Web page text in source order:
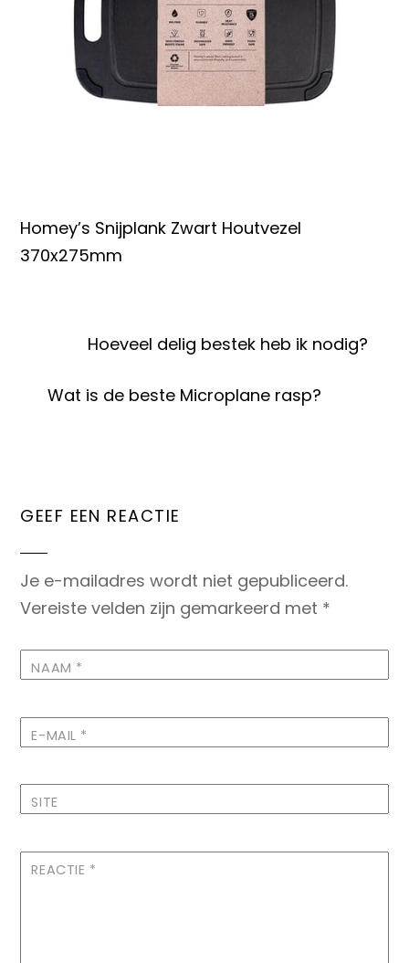
Homey’s Snijplank Zwart Houtvezel
370x275mm
Hoeveel delig bestek heb ik nodig?
Wat is de beste Microplane rasp?
GEEF EEN REACTIE
Je e-mailadres wordt niet gepubliceerd.
Vereiste velden zijn gemarkeerd met *
NAAM *
E-MAIL *
SITE
REACTIE *